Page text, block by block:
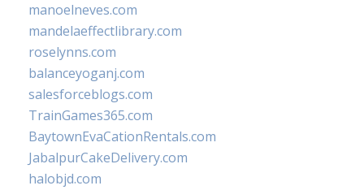
manoelneves.com
mandelaeffectlibrary.com
roselynns.com
balanceyoganj.com
salesforceblogs.com
TrainGames365.com
BaytownEvaCationRentals.com
JabalpurCakeDelivery.com
halobjd.com